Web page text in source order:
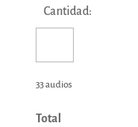
Cantidad:
33 audios
Total